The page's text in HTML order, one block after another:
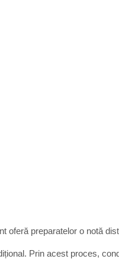
oferă preparatelor o notă
Prin acest proces,